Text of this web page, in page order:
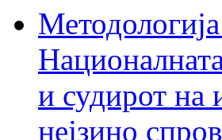
и судирот на
нејзино